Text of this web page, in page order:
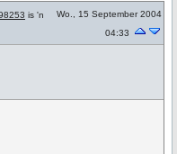
is 'n
Wo., 15 September 2004
04:33